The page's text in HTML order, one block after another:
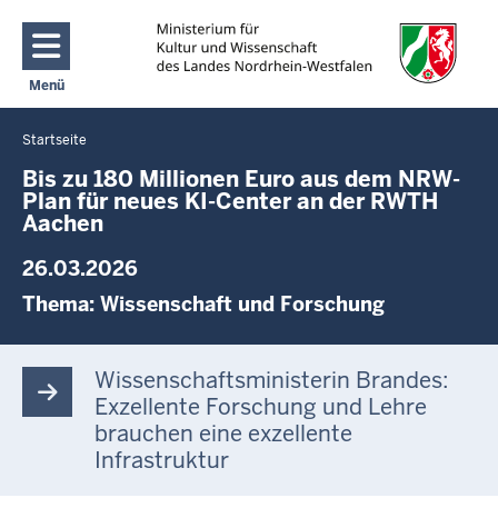
Direkt zum Inhalt
Menü
Navigation aktivieren/deaktivieren: Main Menu
Sie
befinden
sich
hier
Startseite
Bis zu 180 Millionen Euro aus dem NRW-
Plan für neues KI-Center an der RWTH
Aachen
26.03.2026
Thema: Wissenschaft und Forschung
Wissenschaftsministerin Brandes:
Exzellente Forschung und Lehre
brauchen eine exzellente
Infrastruktur